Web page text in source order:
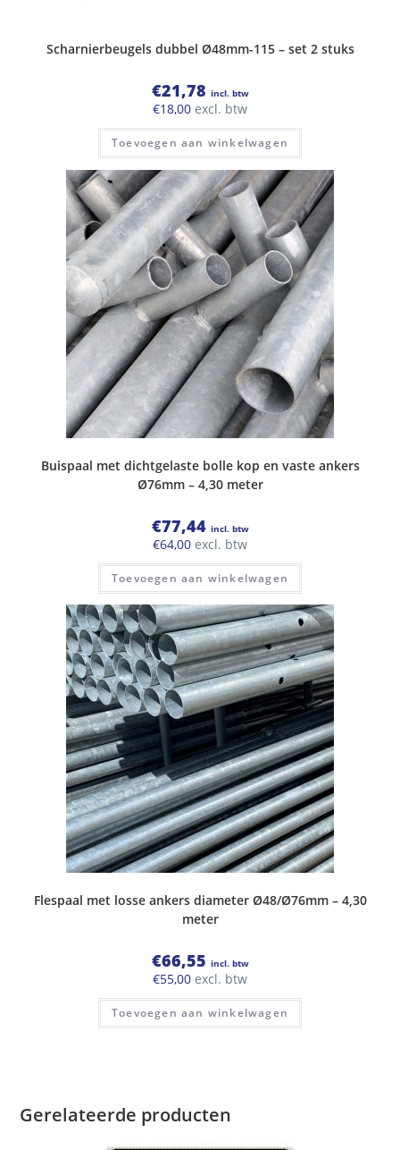
Scharnierbeugels dubbel Ø48mm-115 – set 2 stuks
€21,78 incl. btw
€18,00 excl. btw
Toevoegen aan winkelwagen
Buispaal met dichtgelaste bolle kop en vaste ankers
Ø76mm – 4,30 meter
€77,44 incl. btw
€64,00 excl. btw
Toevoegen aan winkelwagen
Flespaal met losse ankers diameter Ø48/Ø76mm – 4,30
meter
€66,55 incl. btw
€55,00 excl. btw
Toevoegen aan winkelwagen
Gerelateerde producten